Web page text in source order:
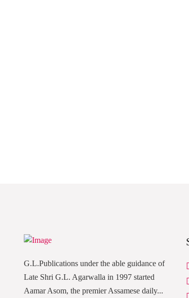
G.L.Publications under the able guidance of
Late Shri G.L. Agarwalla in 1997 started
Aamar Asom, the premier Assamese daily...